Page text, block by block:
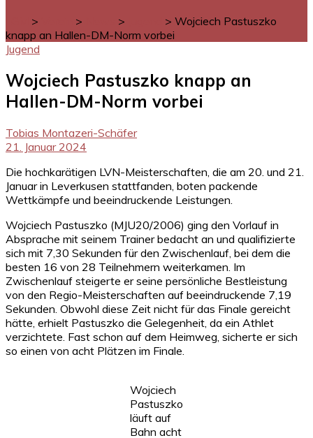
> > > > Wojciech Pastuszko
knapp an Hallen-DM-Norm vorbei
Jugend
Wojciech Pastuszko knapp an
Hallen-DM-Norm vorbei
Tobias Montazeri-Schäfer
21. Januar 2024
Die hochkarätigen LVN-Meisterschaften, die am 20. und 21.
Januar in Leverkusen stattfanden, boten packende
Wettkämpfe und beeindruckende Leistungen.
Wojciech Pastuszko (MJU20/2006) ging den Vorlauf in
Absprache mit seinem Trainer bedacht an und qualifizierte
sich mit 7,30 Sekunden für den Zwischenlauf, bei dem die
besten 16 von 28 Teilnehmern weiterkamen. Im
Zwischenlauf steigerte er seine persönliche Bestleistung
von den Regio-Meisterschaften auf beeindruckende 7,19
Sekunden. Obwohl diese Zeit nicht für das Finale gereicht
hätte, erhielt Pastuszko die Gelegenheit, da ein Athlet
verzichtete. Fast schon auf dem Heimweg, sicherte er sich
so einen von acht Plätzen im Finale.
Wojciech
Pastuszko
läuft auf
Bahn acht